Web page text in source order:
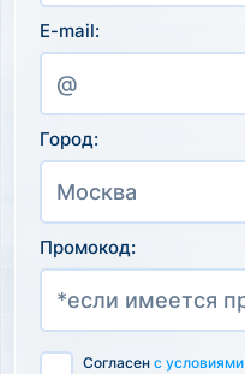
E-mail:
Город:
Промокод:
Согласен с